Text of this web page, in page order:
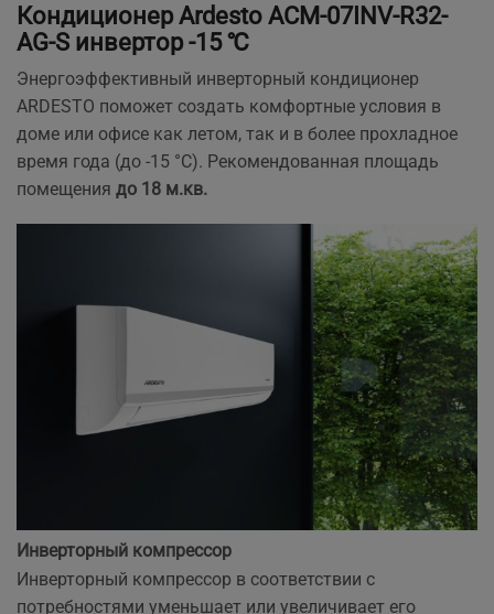
Кондиционер Ardesto ACM-07INV-R32-
AG-S инвертор -15 ℃
Энергоэффективный инверторный кондиционер
ARDESTO поможет создать комфортные условия в
доме или офисе как летом, так и в более прохладное
время года (до -15 °С). Рекомендованная площадь
помещения до 18 м.кв.
Инверторный компрессор
Инверторный компрессор в соответствии с
потребностями уменьшает или увеличивает его